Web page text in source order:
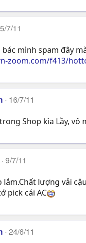
7/11
bác mình spam đây
zoom.com/f413/
16/7/11
Shop kìa Lầy, vô
9/7/11
lắm.Chất lượng vải
pick cái AC
24/6/11